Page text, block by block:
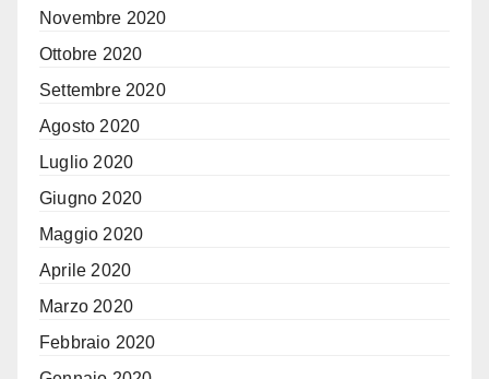
Novembre 2020
Ottobre 2020
Settembre 2020
Agosto 2020
Luglio 2020
Giugno 2020
Maggio 2020
Aprile 2020
Marzo 2020
Febbraio 2020